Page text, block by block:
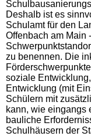
Deshalb ist es
Schulamt für den
Offenbach am Main
zu benennen. Die
soziale
Entwicklung (mit
Schülern mit
kann, wie eingangs
bauliche
Schulhäusern der